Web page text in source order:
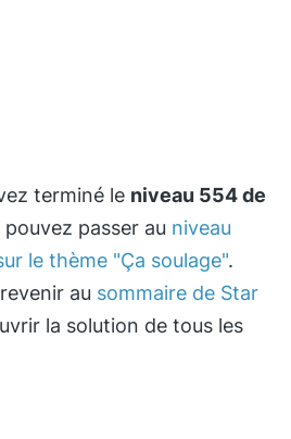
terminé le niveau 554 de
pouvez passer au niveau
le thème "Ça soulage".
au sommaire de Star
la solution de tous les